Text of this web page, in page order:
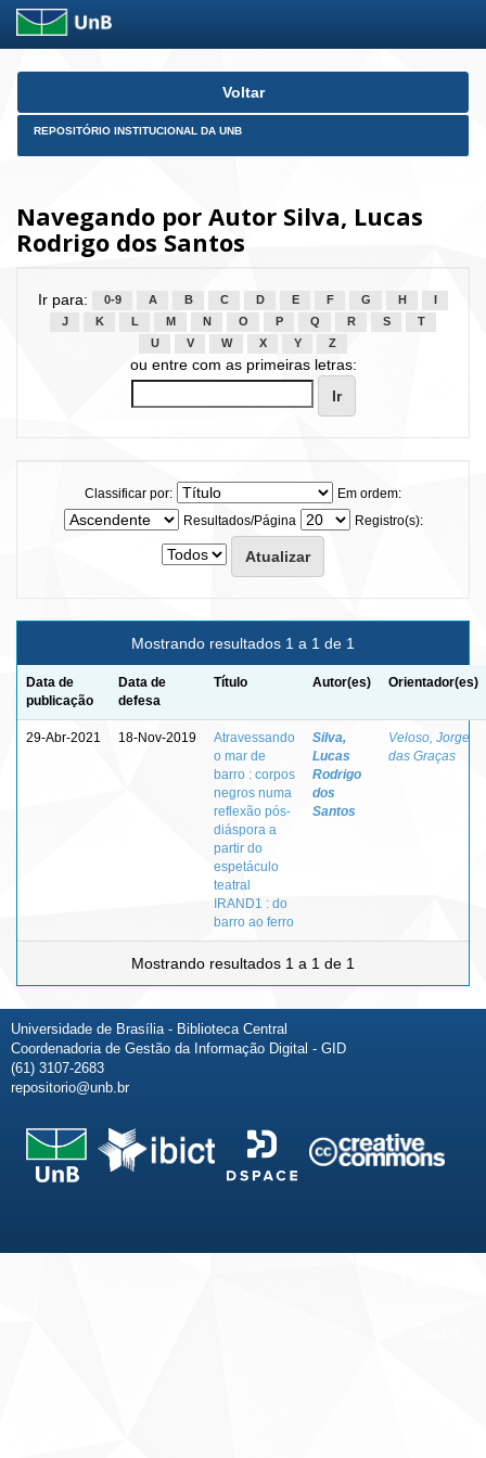
Skip
Voltar
REPOSITÓRIO INSTITUCIONAL DA UNB
Navegando por Autor Silva, Lucas
Rodrigo dos Santos
Ir para: 0-9 A B C D E F G H
J
K L M N O P Q R S
T
U
V W X Y Z
ou entre com as primeiras letras:
Classificar por:
Em ordem:
Resultados/Página
Registro(s):
Mostrando resultados 1 a 1 de 1
Data de
publicação
Data de
defesa
Título Autor(es) Orientador(es)
29-Abr-2021 18-Nov-2019
Atravessando
o mar de
barro : corpos
negros numa
reflexão pós-
diáspora a
partir do
espetáculo
teatral
IRAND1 : do
barro ao ferro
Silva,
Lucas
Rodrigo
dos
Santos
Veloso, Jorge
das Graças
Mostrando resultados 1 a 1 de 1
Universidade de Brasília - Biblioteca Central
Coordenadoria de Gestão da Informação Digital - GID
(61) 3107-2683
repositorio@unb.br